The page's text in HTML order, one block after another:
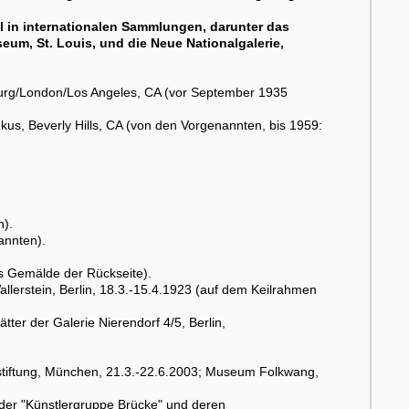
in internationalen Sammlungen, darunter das
St. Louis, und die Neue Nationalgalerie,
London/Los Angeles, CA (vor September 1935
Beverly Hills, CA (von den Vorgenannten, bis 1959:
Gemälde der Rückseite).
Berlin, 18.3.-15.4.1923 (auf dem Keilrahmen
der Galerie Nierendorf 4/5, Berlin,
München, 21.3.-22.6.2003; Museum Folkwang,
"Künstlergruppe Brücke" und deren